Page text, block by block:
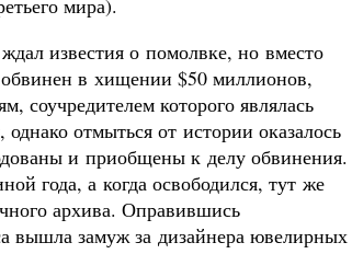
мира).
известия о помолвке, но вместо
в хищении $50 миллионов,
которого являлась
отмыться от истории оказалось
и приобщены к делу обвинения.
года, а когда освободился, тут же
архива. Оправившись
вышла замуж за дизайнера ювелирных